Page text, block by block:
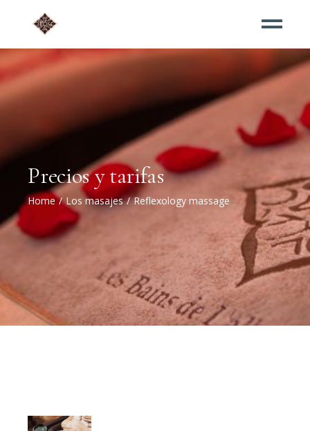
Precios y tarifas
Home Los masajes Reflexology massage